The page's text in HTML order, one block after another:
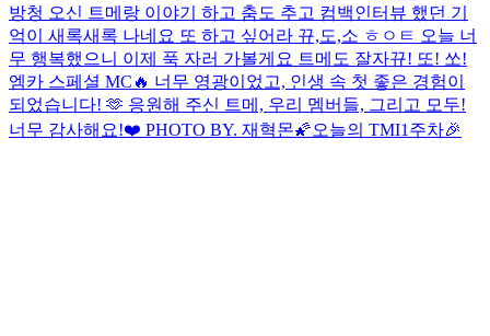
방청 오신 트메랑 이야기 하고 춤도 추고 컴백인터뷰 했던 기
억이 새록새록 나네요 또 하고 싶어라 뀨,도,소 ㅎㅇㅌ 오늘 너
무 행복했으니 이제 푹 자러 가볼게요 트메도 잘자뀨! 또! 쏘!
엠카 스페셜 MC🔥 너무 영광이었고, 인생 속 첫 좋은 경험이
되었습니다! 🫶 응원해 주신 트메, 우리 멤버들, 그리고 모두!
너무 감사해요!❤️ PHOTO BY. 재혁몬🌠오늘의 TMI1주차🎉